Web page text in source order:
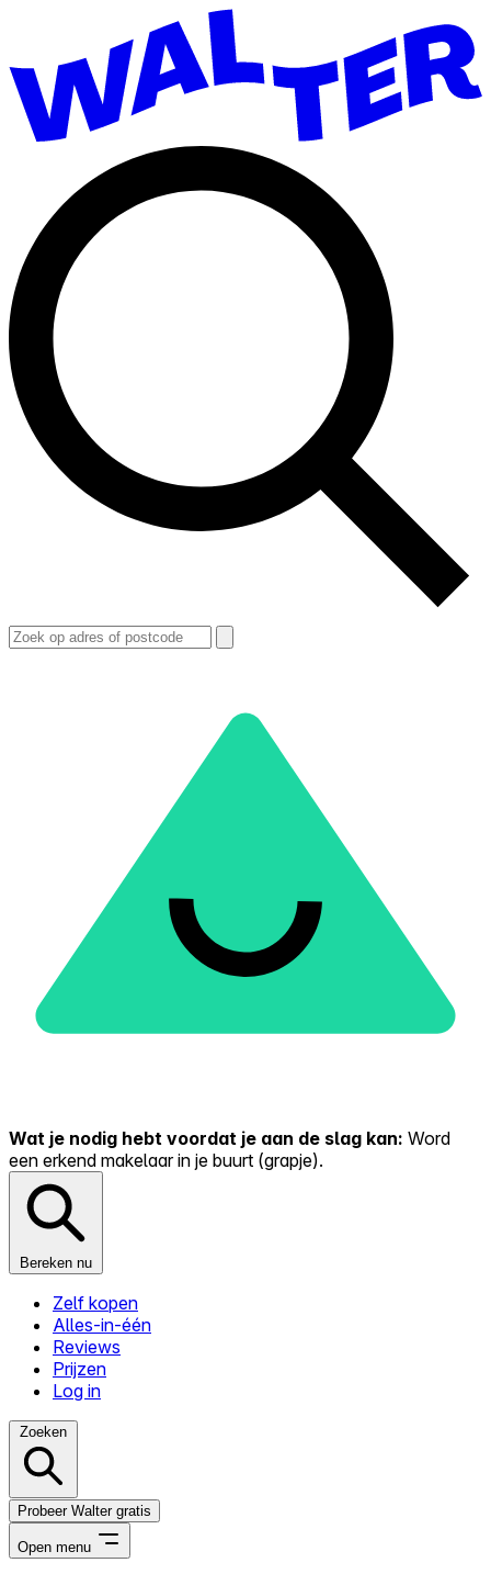
Wat je nodig hebt voordat je aan de slag kan: Word
een erkend makelaar in je buurt (grapje).
Bereken nu
Zelf kopen
Alles-in-één
Reviews
Prijzen
Log in
Zoeken
Probeer Walter gratis
Open menu